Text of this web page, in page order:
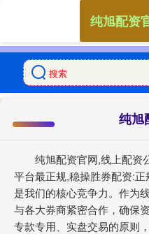
纯旭
纯旭配资官网,线上配资
平台最正规,稳操胜券配资:
是我们的核心竞争力。作为
与各大券商紧密合作，确保
专款专用、实盘交易的原则
纯旭配资